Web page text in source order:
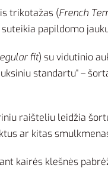
trikotažas (French
papildomo
fit) su vidutinio
standartu“ –
raišteliu leidžia
ar kitas
kairės klešnės